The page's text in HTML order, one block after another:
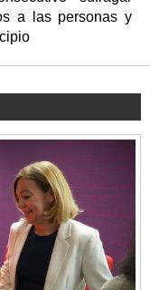
a las personas y